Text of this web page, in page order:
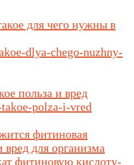
для чего нужны в
польза и вред
фитиновая
вред для организма